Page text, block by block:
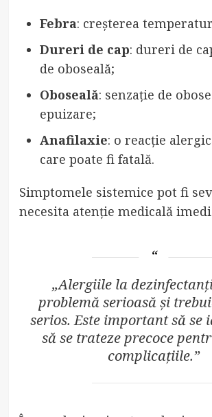
Febra: creșterea
Dureri de cap: dureri de
de oboseală;
Oboseală: senzație de
epuizare;
Anafilaxie: o reacție
care poate fi fatală.
Simptomele sistemice pot fi
necesita atenție medicală
„Alergiile la
problemă serioasă și
serios. Este important să se
să se trateze precoce
complicațiile.”